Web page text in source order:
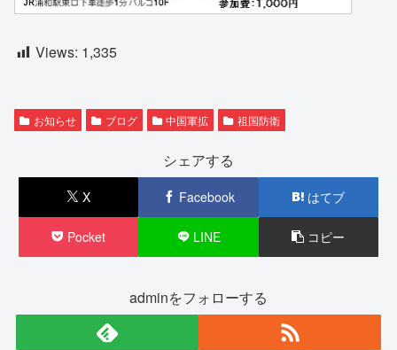
Views: 1,335
お知らせ ブログ 中国軍拡 祖国防衛
シェアする
X Facebook はてブ
Pocket LINE コピー
adminをフォローする